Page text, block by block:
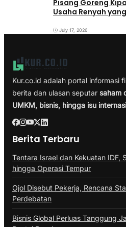
Pisang Goreng
Usaha Renyah
July 17, 2026
Kur.co.id adalah portal informasi
berita dan ulasan seputar saham
UMKM, bisnis, hingga isu
Berita Terbaru
Tentara Israel dan Kekuatan IDF,
hingga Operasi Tempur
Ojol Disebut Pekerja, Rencana
Perdebatan
Bisnis Global Perluas Tanggung